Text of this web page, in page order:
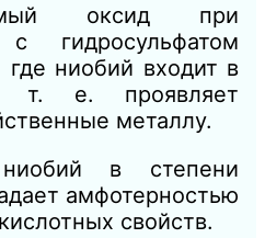
оксид при
с гидросульфатом
где ниобий входит в
т. е. проявляет
металлу.
ниобий в степени
амфотерностью
свойств.